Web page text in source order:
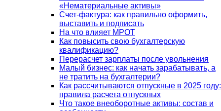
«Нематериальные активы»
Счет-фактура: как правильно оформить,
выставить и подписать
На что влияет МРОТ
Как повысить свою бухгалтерскую
квалификацию?
Перерасчет зарплаты после увольнения
Малый бизнес: как начать зарабатывать, а
не тратить на бухгалтерии?
Как рассчитываются отпускные в 2025 году:
правила расчета отпускных
Что такое внеоборотные активы: состав и